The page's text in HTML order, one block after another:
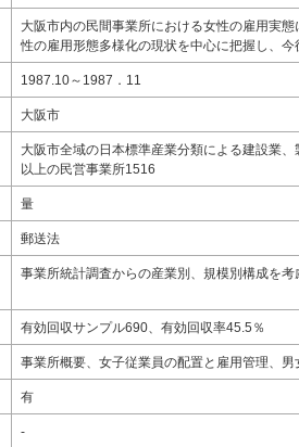
大阪市内の民間事業所における女性の雇用実
性の雇用形態多様化の現状を中心に把握し、
1987.10～1987．11
大阪市
大阪市全域の日本標準産業分類による建設業
以上の民営事業所1516
量
郵送法
事業所統計調査からの産業別、規模別構成を
有効回収サンプル690、有効回収率45.5％
事業所概要、女子従業員の配置と雇用管理、
有
-